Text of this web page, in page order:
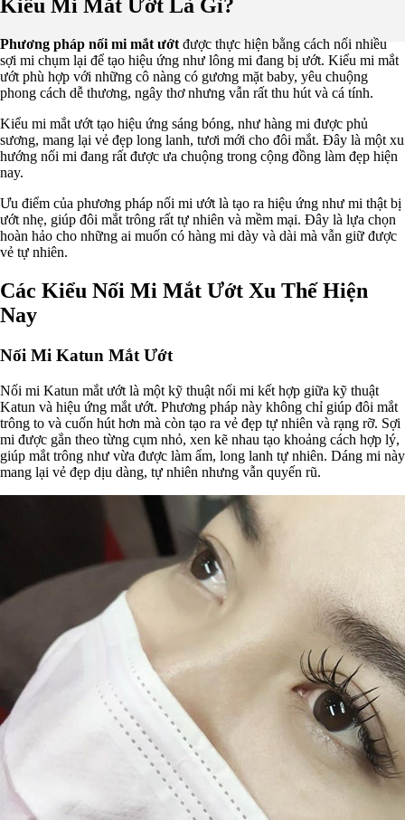
Kiểu Mi Mắt Ướt Là Gì?
Phương pháp nối mi mắt ướt được thực hiện bằng cách nối nhiều
sợi mi chụm lại để tạo hiệu ứng như lông mi đang bị ướt. Kiểu mi mắt
ướt phù hợp với những cô nàng có gương mặt baby, yêu chuộng
phong cách dễ thương, ngây thơ nhưng vẫn rất thu hút và cá tính.
Kiểu mi mắt ướt tạo hiệu ứng sáng bóng, như hàng mi được phủ
sương, mang lại vẻ đẹp long lanh, tươi mới cho đôi mắt. Đây là một xu
hướng nối mi đang rất được ưa chuộng trong cộng đồng làm đẹp hiện
nay.
Ưu điểm của phương pháp nối mi ướt là tạo ra hiệu ứng như mi thật bị
ướt nhẹ, giúp đôi mắt trông rất tự nhiên và mềm mại. Đây là lựa chọn
hoàn hảo cho những ai muốn có hàng mi dày và dài mà vẫn giữ được
vẻ tự nhiên.
Các Kiểu Nối Mi Mắt Ướt Xu Thế Hiện
Nay
Nối Mi Katun Mắt Ướt
Nối mi Katun mắt ướt là một kỹ thuật nối mi kết hợp giữa kỹ thuật
Katun và hiệu ứng mắt ướt. Phương pháp này không chỉ giúp đôi mắt
trông to và cuốn hút hơn mà còn tạo ra vẻ đẹp tự nhiên và rạng rỡ. Sợi
mi được gắn theo từng cụm nhỏ, xen kẽ nhau tạo khoảng cách hợp lý,
giúp mắt trông như vừa được làm ẩm, long lanh tự nhiên. Dáng mi này
mang lại vẻ đẹp dịu dàng, tự nhiên nhưng vẫn quyến rũ.